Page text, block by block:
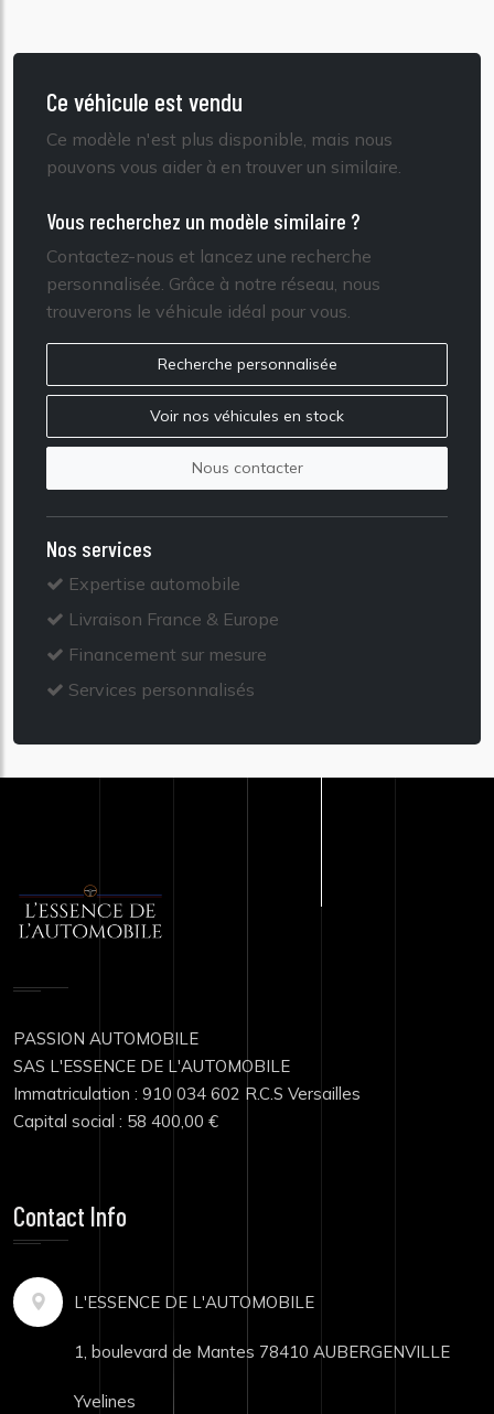
Ce véhicule est vendu
Ce modèle n'est plus disponible, mais nous
pouvons vous aider à en trouver un similaire.
Vous recherchez un modèle similaire ?
Contactez-nous et lancez une recherche
personnalisée. Grâce à notre réseau, nous
trouverons le véhicule idéal pour vous.
Recherche personnalisée
Voir nos véhicules en stock
Nous contacter
Nos services
Expertise automobile
Livraison France & Europe
Financement sur mesure
Services personnalisés
PASSION AUTOMOBILE
SAS L'ESSENCE DE L'AUTOMOBILE
Immatriculation : 910 034 602 R.C.S Versailles
Capital social : 58 400,00 €
Contact Info
L'ESSENCE DE L'AUTOMOBILE
1, boulevard de Mantes 78410 AUBERGENVILLE
Yvelines